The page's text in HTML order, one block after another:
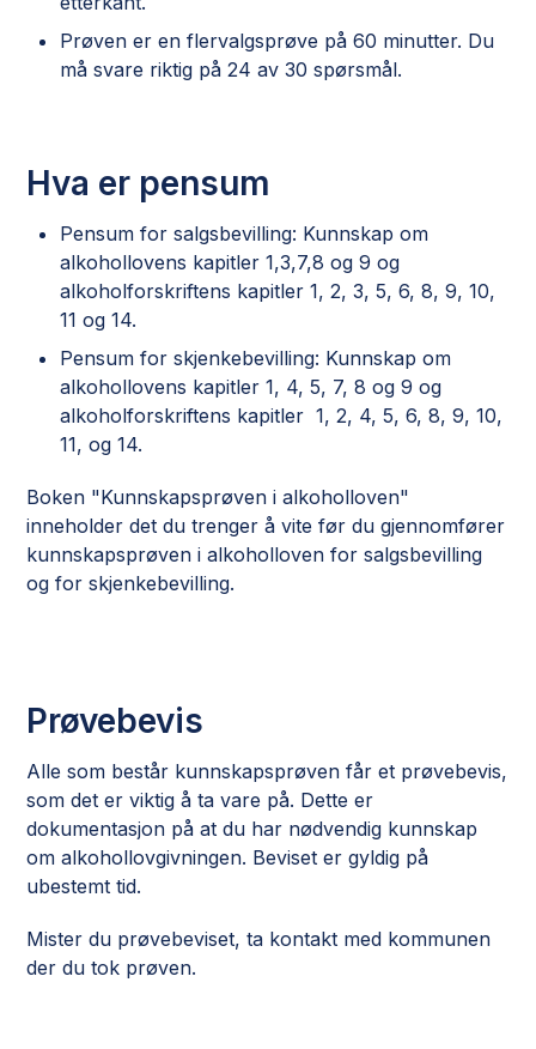
Prøven er en flervalgsprøve på 60 minutter. Du
må svare riktig på 24 av 30 spørsmål.
Hva er pensum
Pensum for salgsbevilling: Kunnskap om
alkohollovens kapitler 1,3,7,8 og 9 og
alkoholforskriftens kapitler 1, 2, 3, 5, 6, 8, 9, 10,
11 og 14.
Pensum for skjenkebevilling: Kunnskap om
alkohollovens kapitler 1, 4, 5, 7, 8 og 9 og
alkoholforskriftens kapitler 1, 2, 4, 5, 6, 8, 9, 10,
11, og 14.
Boken "Kunnskapsprøven i alkoholloven"
inneholder det du trenger å vite før du gjennomfører
kunnskapsprøven i alkoholloven for salgsbevilling
og for skjenkebevilling.
Prøvebevis
Alle som består kunnskapsprøven får et prøvebevis,
som det er viktig å ta vare på. Dette er
dokumentasjon på at du har nødvendig kunnskap
om alkohollovgivningen. Beviset er gyldig på
ubestemt tid.
Mister du prøvebeviset, ta kontakt med kommunen
der du tok prøven.